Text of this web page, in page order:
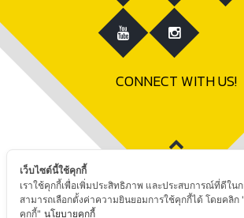
CONNECT WITH US!
เว็บไซต์นี้ใช้คุกกี้
เราใช้คุกกี้เพื่อเพิ่มประสิทธิภาพ และประสบการณ์ที่ดีใน
สามารถเลือกตั้งค่าความยินยอมการใช้คุกกี้ได้ โดยคลิก
คุกกี้" นโยบายคุกกี้